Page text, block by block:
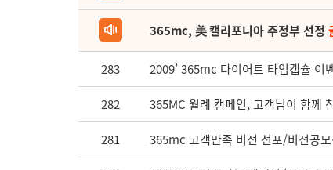
365mc, 美 캘리포니아 주정부 선정
283 2009’ 365mc 다이어트 타임캡슐 이
282 365MC 월례 캠페인, 고객님이 함께
281 365mc 고객만족 비전 선포/비전공